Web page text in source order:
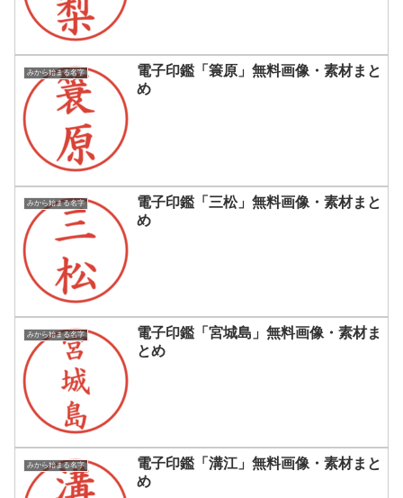
みから始まる名字
電子印鑑「簑原」無料画像・素材まと
め
みから始まる名字
電子印鑑「三松」無料画像・素材まと
め
みから始まる名字
電子印鑑「宮城島」無料画像・素材ま
とめ
みから始まる名字
電子印鑑「溝江」無料画像・素材まと
め